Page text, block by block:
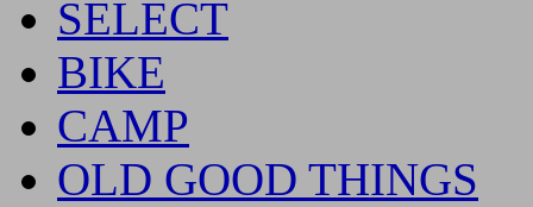
SELECT
BIKE
CAMP
OLD GOOD THINGS